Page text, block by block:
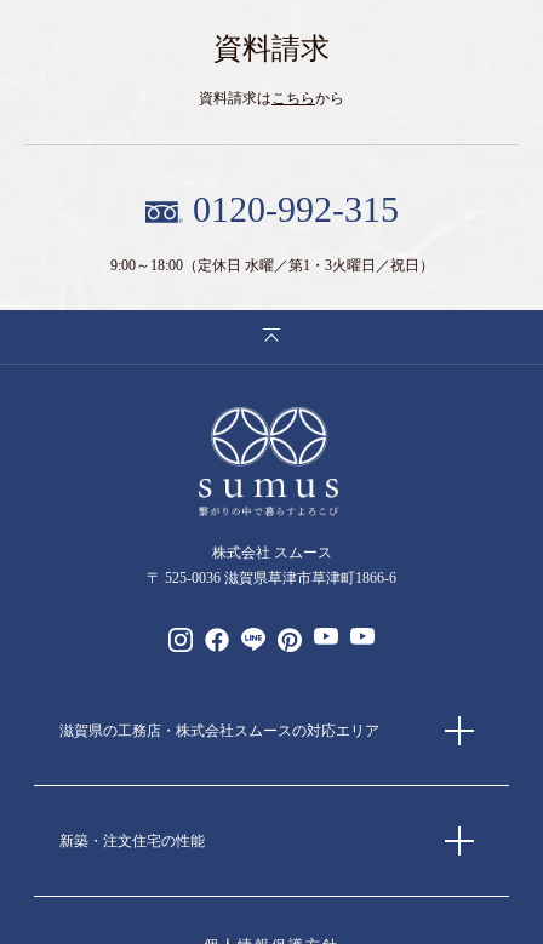
資料請求
資料請求はこちらから
0120-992-315
9:00～18:00（定休日 水曜／第1・3火曜日／祝日）
株式会社 スムース
〒 525-0036 滋賀県草津市草津町1866-6
滋賀県の工務店・株式会社スムースの対応エリア
新築・注文住宅の性能